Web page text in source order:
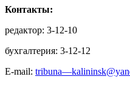
Контакты:
редактор: 3-12-10
бухгалтерия: 3-12-12
E-mail: